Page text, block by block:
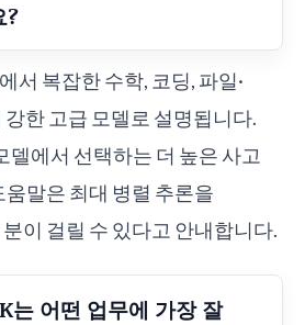
?
서 복잡한 수학, 코딩, 파일·
강한 고급 모델로 설명됩니다.
델에서 선택하는 더 높은 사고
말은 최대 병렬 추론을
이 걸릴 수 있다고 안내합니다.
는 어떤 업무에 가장 잘